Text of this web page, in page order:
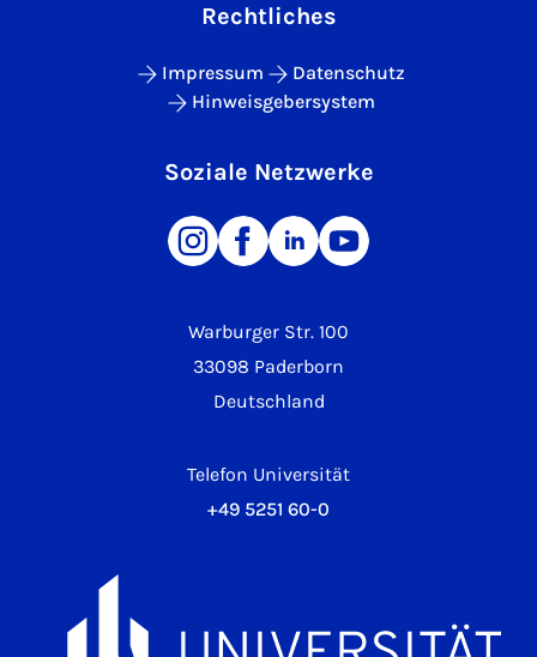
Warburger Str. 100
33098 Paderborn
Deutschland
Telefon Universität
+49 5251 60-0
Rechtliches
Impressum
Datenschutz
Hinweisgebersystem
Soziale Netzwerke